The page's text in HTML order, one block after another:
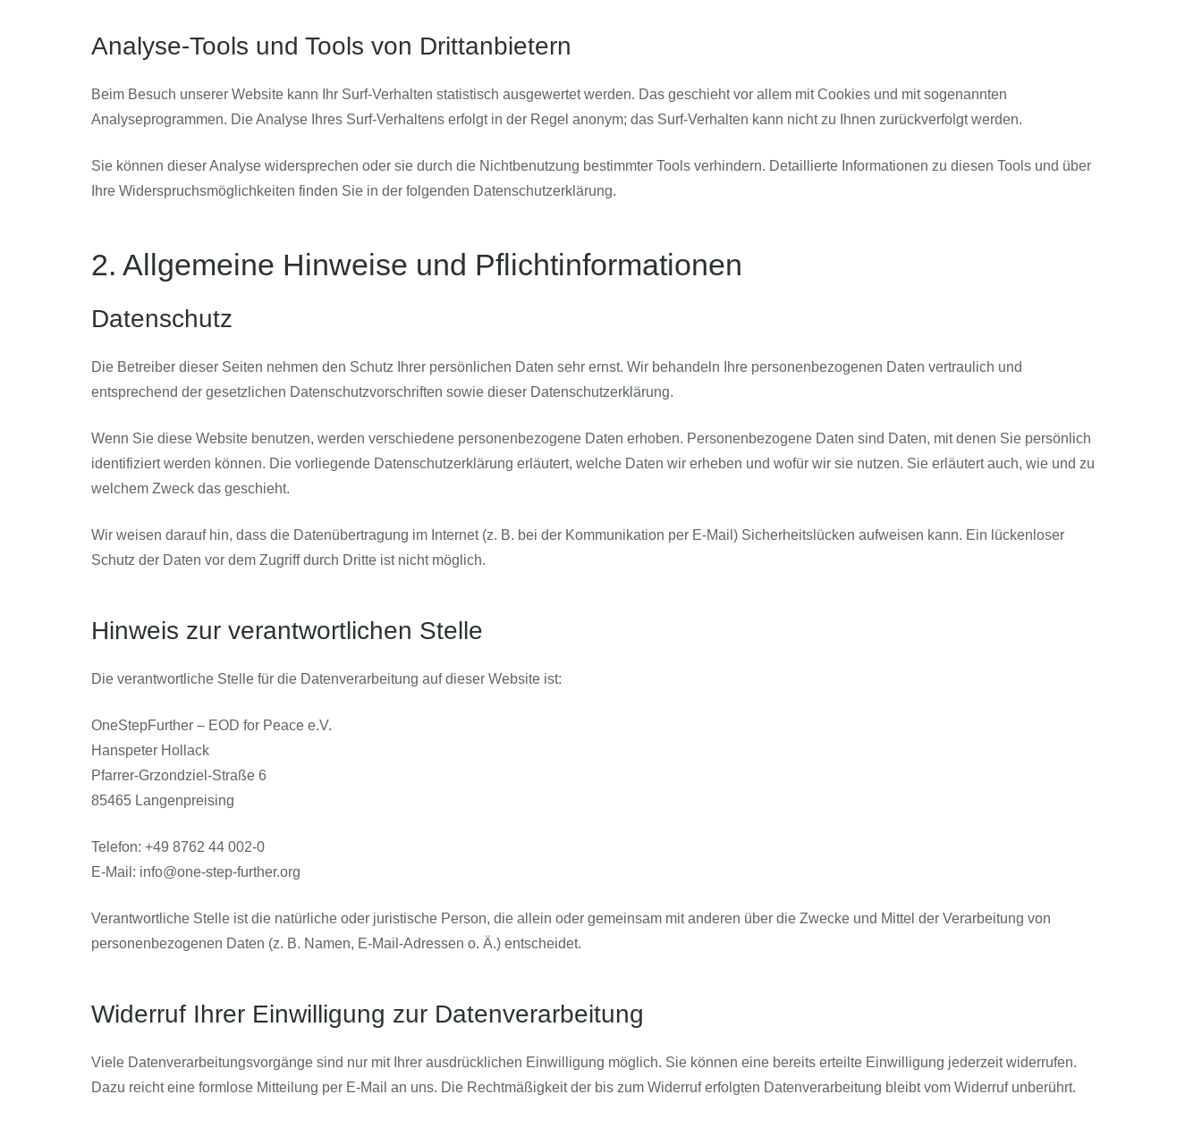
Analyse-Tools und Tools von Drittanbietern
Beim Besuch unserer Website kann Ihr Surf-Verhalten statistisch ausgewertet werden. Das geschieht vor allem mit Cookies und mit sogenannten
Analyseprogrammen. Die Analyse Ihres Surf-Verhaltens erfolgt in der Regel anonym; das Surf-Verhalten kann nicht zu Ihnen zurückverfolgt werden.
Sie können dieser Analyse widersprechen oder sie durch die Nichtbenutzung bestimmter Tools verhindern. Detaillierte Informationen zu diesen Tools und über
Ihre Widerspruchsmöglichkeiten finden Sie in der folgenden Datenschutzerklärung.
2. Allgemeine Hinweise und Pflichtinformationen
Datenschutz
Die Betreiber dieser Seiten nehmen den Schutz Ihrer persönlichen Daten sehr ernst. Wir behandeln Ihre personenbezogenen Daten vertraulich und
entsprechend der gesetzlichen Datenschutzvorschriften sowie dieser Datenschutzerklärung.
Wenn Sie diese Website benutzen, werden verschiedene personenbezogene Daten erhoben. Personenbezogene Daten sind Daten, mit denen Sie persönlich
identifiziert werden können. Die vorliegende Datenschutzerklärung erläutert, welche Daten wir erheben und wofür wir sie nutzen. Sie erläutert auch, wie und zu
welchem Zweck das geschieht.
Wir weisen darauf hin, dass die Datenübertragung im Internet (z. B. bei der Kommunikation per E-Mail) Sicherheitslücken aufweisen kann. Ein lückenloser
Schutz der Daten vor dem Zugriff durch Dritte ist nicht möglich.
Hinweis zur verantwortlichen Stelle
Die verantwortliche Stelle für die Datenverarbeitung auf dieser Website ist:
OneStepFurther – EOD for Peace e.V.
Hanspeter Hollack
Pfarrer-Grzondziel-Straße 6
85465 Langenpreising
Telefon: +49 8762 44 002-0
E-Mail: info@one-step-further.org
Verantwortliche Stelle ist die natürliche oder juristische Person, die allein oder gemeinsam mit anderen über die Zwecke und Mittel der Verarbeitung von
personenbezogenen Daten (z. B. Namen, E-Mail-Adressen o. Ä.) entscheidet.
Widerruf Ihrer Einwilligung zur Datenverarbeitung
Viele Datenverarbeitungsvorgänge sind nur mit Ihrer ausdrücklichen Einwilligung möglich. Sie können eine bereits erteilte Einwilligung jederzeit widerrufen.
Dazu reicht eine formlose Mitteilung per E-Mail an uns. Die Rechtmäßigkeit der bis zum Widerruf erfolgten Datenverarbeitung bleibt vom Widerruf unberührt.